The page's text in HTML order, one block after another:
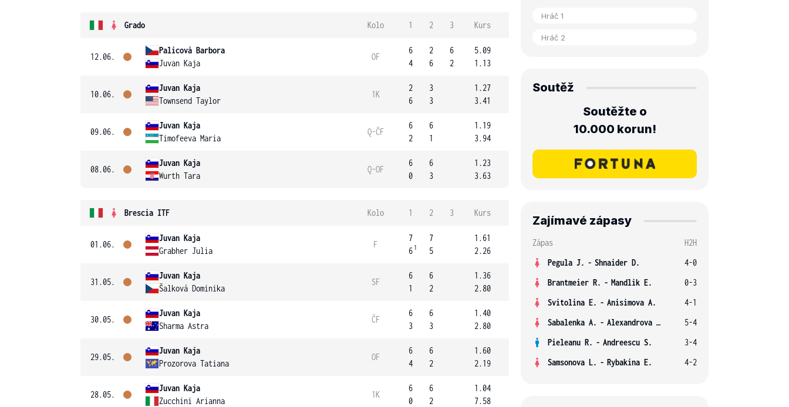
Grado Kolo 1 2 3 Kurs
12.06.
Palicová Barbora
Juvan Kaja
OF
6
4
2
6
6
2
5.09
1.13
10.06.
Juvan Kaja
Townsend Taylor
1K
2
6
3
3
1.27
3.41
09.06.
Juvan Kaja
Timofeeva Maria
Q-ČF
6
2
6
1
1.19
3.94
08.06.
Juvan Kaja
Wurth Tara
Q-OF
6
0
6
3
1.23
3.63
Brescia ITF Kolo 1 2 3 Kurs
01.06.
Juvan Kaja
Grabher Julia
F
7
6 1
7
5
1.61
2.26
31.05.
Juvan Kaja
Šalková Dominika
SF
6
1
6
2
1.36
2.80
30.05.
Juvan Kaja
Sharma Astra
ČF
6
3
6
3
1.40
2.80
29.05.
Juvan Kaja
Prozorova Tatiana
OF
6
4
6
2
1.60
2.19
28.05.
Juvan Kaja
Zucchini Arianna
1K
6
0
6
2
1.04
7.58
Soutěž
Soutěžte o
10.000 korun!
Zajímavé zápasy
Zápas
H2H
Pegula J. - Shnaider D.
4-0
Brantmeier R. - Mandlik E.
0-3
Svitolina E. - Anisimova A.
4-1
Sabalenka A. - Alexandrova E.
5-4
Pieleanu R. - Andreescu S.
3-4
Samsonova L. - Rybakina E. 4-2